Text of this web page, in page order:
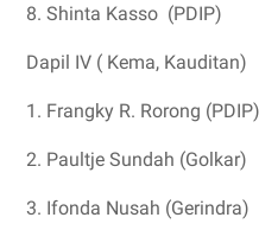
8. Shinta Kasso (PDIP)
Dapil IV ( Kema, Kauditan)
1. Frangky R. Rorong (PDIP)
2. Paultje Sundah (Golkar)
3. Ifonda Nusah (Gerindra)